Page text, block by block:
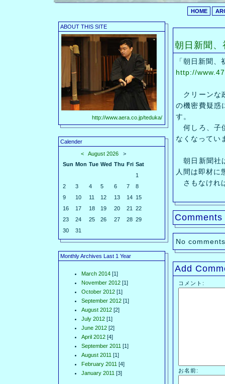
HOME
ABOUT THIS SITE
http://www.aera.co.jp/teduka/
Calender
<
August 2026 >
Sun Mon Tue Wed Thu Fri Sat
1
2
3 4 5 6 7
8
9
10 11 12 13 14 15
16
17 18 19 20 21
22
23
24 25 26 27 28 29
30
31
Monthly Archives Last 1 Year
March 2014 [1]
November 2012 [1]
October 2012 [1]
September 2012 [1]
August 2012 [2]
July 2012 [1]
June 2012 [2]
April 2012 [4]
September 2011 [1]
August 2011 [1]
February 2011 [4]
January 2011 [3]
朝日新聞
「朝日新聞
http://
クリーンな
の機密費疑惑
す。
何しろ、子
なくなってい
朝日新聞社
人間は即材に
さもなけれ
Comments
No
Add
コメント:
お名前: